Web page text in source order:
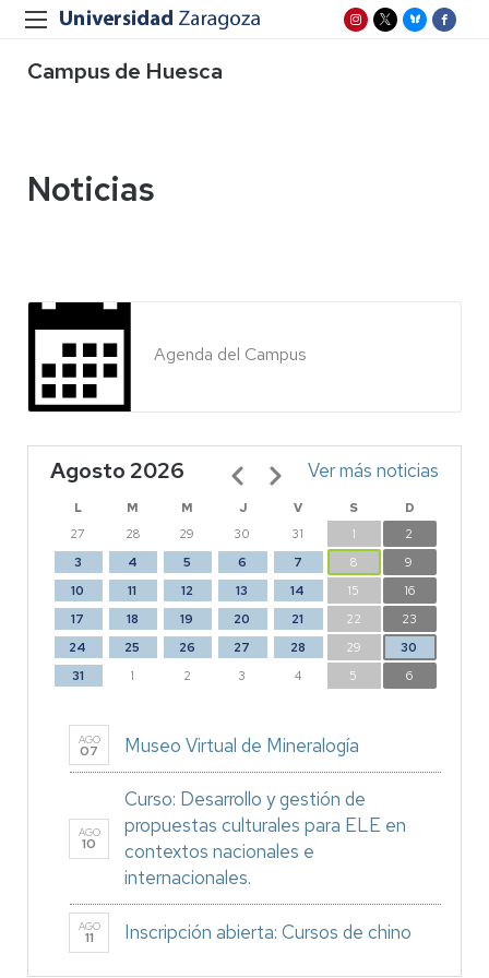
Campus de Huesca
Noticias
Agenda del Campus
Agosto 2026
L M M J V S
D
27
28 29 30 31 1
2
3
4 5 6 7 8
9
10
11 12 13 14 15
16
17
18 19 20 21 22
23
24
25 26 27 28 29
30
31
1 2 3 4 5 6
Paginación Ver más noticias
AGO
07 Museo Virtual de Mineralogía
AGO
10
Curso: Desarrollo y gestión de
propuestas culturales para ELE en
contextos nacionales e
internacionales.
AGO
11 Inscripción abierta: Cursos de chino